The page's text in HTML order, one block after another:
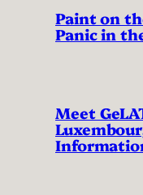
Paint on
Panic in
Meet